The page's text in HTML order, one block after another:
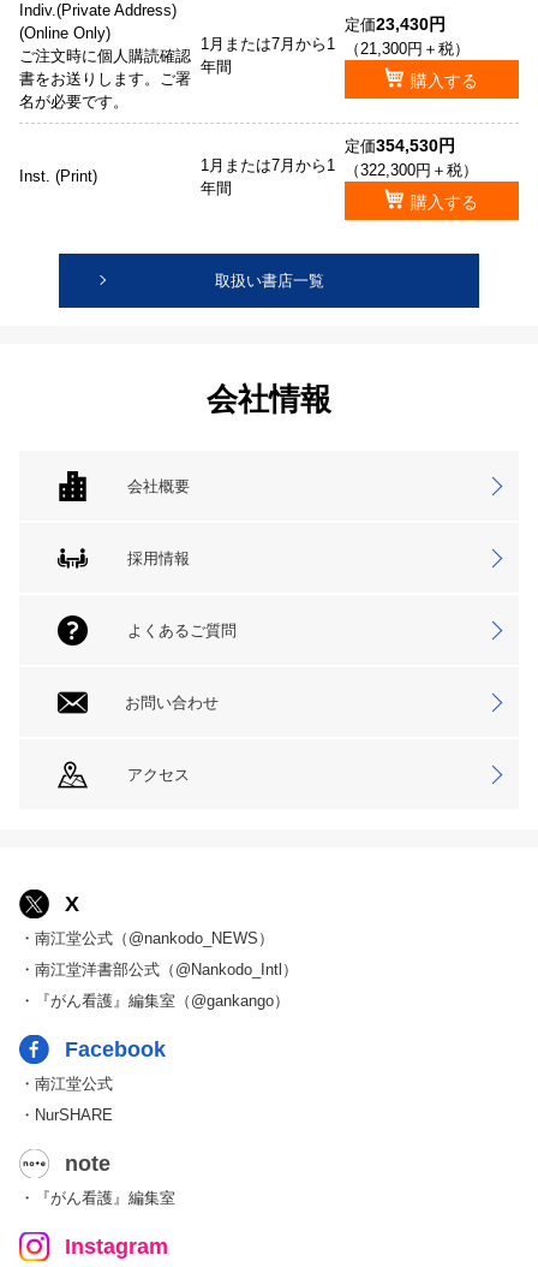
Indiv.(Private Address)
(Online Only)
ご注文時に個人購読確認
書をお送りします。ご署
名が必要です。
1月または7月から1
年間
定価23,430円
（21,300円＋税）
購入する
Inst. (Print)
1月または7月から1
年間
定価354,530円
（322,300円＋税）
購入する
取扱い書店一覧
会社情報
会社概要
採用情報
よくあるご質問
お問い合わせ
アクセス
X
・南江堂公式（@nankodo_NEWS）
・南江堂洋書部公式（@Nankodo_Intl）
・『がん看護』編集室（@gankango）
Facebook
・南江堂公式
・NurSHARE
note
・『がん看護』編集室
Instagram